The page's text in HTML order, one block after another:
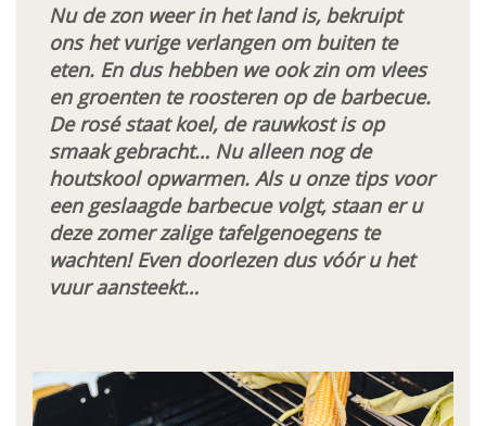
Recepten
Blog
E-magazine
MyAubel
Contact
Nu de zon weer in het land is, bekruipt
ons het vurige verlangen om buiten te
eten. En dus hebben we ook zin om vlees
en groenten te roosteren op de barbecue.
De rosé staat koel, de rauwkost is op
smaak gebracht… Nu alleen nog de
houtskool opwarmen. Als u onze tips voor
een geslaagde barbecue volgt, staan er u
deze zomer zalige tafelgenoegens te
wachten! Even doorlezen dus vóór u het
vuur aansteekt…